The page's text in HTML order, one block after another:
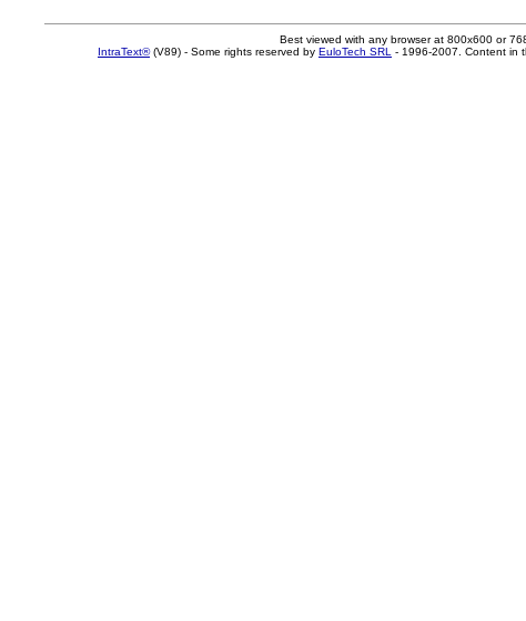
Best viewed with any browser at 800x600 or
IntraText®(V89) - Some rights reserved by EuloTech SRL - 1996-2007. Content in